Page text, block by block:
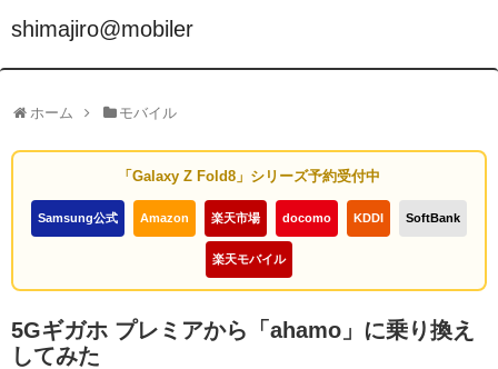
shimajiro@mobiler
ホーム モバイル
「Galaxy Z Fold8」シリーズ予約受付中
Samsung公式 Amazon 楽天市場 docomo KDDI SoftBank
楽天モバイル
5Gギガホ プレミアから「ahamo」に乗り換え
してみた